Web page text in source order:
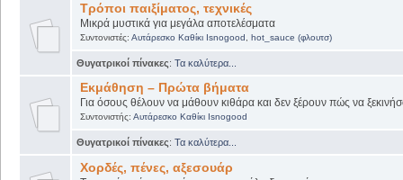
Τρόποι παιξίματος, τεχνικές
Μικρά μυστικά για μεγάλα αποτελέσματα
Συντονιστές: Αυτάρεσκο Καθίκι Isnogood hot_sauce (φλουτσ)
Θυγατρικοί πίνακες: Τα καλύτερα...
Εκμάθηση – Πρώτα βήματα
Για όσους θέλουν να μάθουν κιθάρα και δεν ξέρουν πώς να
Συντονιστής: Αυτάρεσκο Καθίκι Isnogood
Θυγατρικοί πίνακες: Τα καλύτερα...
Χορδές, πένες, αξεσουάρ